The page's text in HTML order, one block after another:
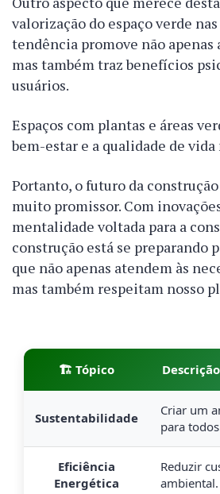
valorização do espaço verde
tendência promove não apenas
mas também traz benefícios
usuários.
Espaços com plantas e áreas
bem-estar e a qualidade de vida
Portanto, o futuro da
muito promissor. Com
mentalidade voltada para a
construção está se preparando
que não apenas atendem às
mas também respeitam nosso
🏗️ Tópico Descrição
Sustentabilidade
Criar um
para
Eficiência
Energética
Reduzir
ambiental.